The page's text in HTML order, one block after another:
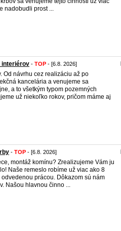
nadobudli prost ...
interiérov - TOP - [6.8. 2026]
Od návrhu cez realizáciu až po
kancelária a venujeme sa
a to všetkým typom pozemných
už niekoľko rokov, pričom máme aj
- TOP - [6.8. 2026]
montáž komínu? Zrealizujeme Vám ju
Naše remeslo robíme už viac ako 8
prácou. Dôkazom sú nám
Našou hlavnou činno ...